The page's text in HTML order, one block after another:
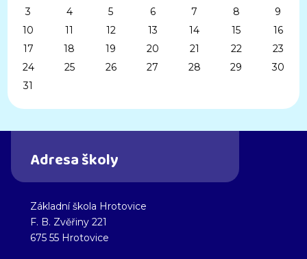
3
4 5 6 7 8
9
10
11 12 13 14 15
16
17
18 19 20 21 22
23
24
25 26 27 28 29
30
31
Adresa školy
Základní škola Hrotovice
F. B. Zvěřiny 221
675 55 Hrotovice